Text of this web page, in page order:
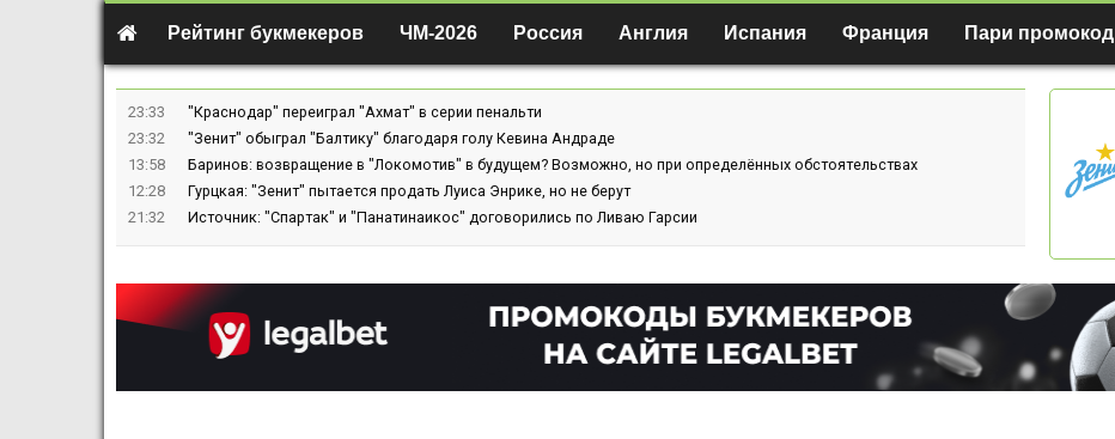
Рейтинг букмекеров ЧМ-2026 Россия Англия Испания Франция Пари промокод
23:33
"Краснодар" переиграл "Ахмат" в серии пенальти
23:32
"Зенит" обыграл "Балтику" благодаря голу Кевина Андраде
13:58
Баринов: возвращение в "Локомотив" в будущем? Возможно, но при определённых обстоятельствах
12:28
Гурцкая: "Зенит" пытается продать Луиса Энрике, но не берут
21:32
Источник: "Спартак" и "Панатинаикос" договорились по Ливаю Гарсии